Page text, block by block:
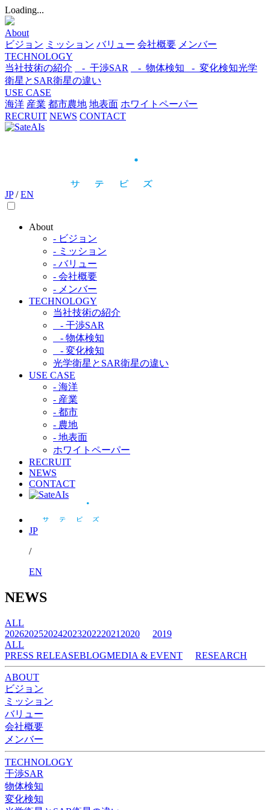
Loading...
About
ビジョン ミッション バリュー 会社概要 メンバー
TECHNOLOGY
当社技術の紹介
- 干渉SAR - 物体検知​ - 変化検知​光学
衛星とSAR衛星の違い
USE CASE
海洋 産業 都市​農地 地表面 ホワイトペーパー
RECRUIT NEWS CONTACT
JP / EN
About
- ビジョン
- ミッション
- バリュー
- 会社概要
- メンバー
TECHNOLOGY
当社技術の紹介​
- 干渉SAR​
- 物体検知​
- 変化検知​
光学衛星とSAR衛星の違い​
USE CASE
- 海洋
- 産業
- 都市​
- 農地
- 地表面
ホワイトペーパー
RECRUIT
NEWS
CONTACT
JP
/
EN
NEWS
ALL
202620252024202320222021 2020
2019
ALL
PRESS RELEASEBLOGMEDIA & EVENT RESEARCH
ABOUT
ビジョン
ミッション
バリュー
会社概要
メンバー
TECHNOLOGY
干渉SAR
物体検知​​
変化検知​